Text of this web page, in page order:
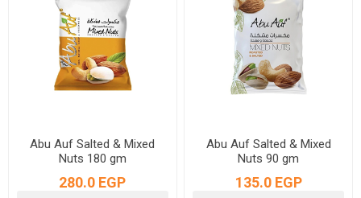
Abu Auf Salted & Mixed
Nuts 180 gm
280.0 EGP
Abu Auf Salted & Mixed
Nuts 90 gm
135.0 EGP